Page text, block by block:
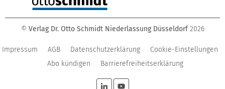
© Verlag Dr. Otto Schmidt Niederlassung Düsseldorf 2026
Impressum AGB Datenschutzerklärung
Cookie-Einstellungen
Abo kündigen
Barrierefreiheitserklärung